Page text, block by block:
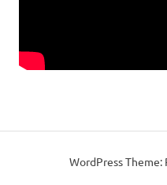
WordPress Theme: